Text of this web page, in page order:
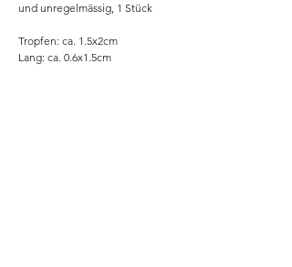
und unregelmässig, 1 Stück
Tropfen: ca. 1.5x2cm
Lang: ca. 0.6x1.5cm